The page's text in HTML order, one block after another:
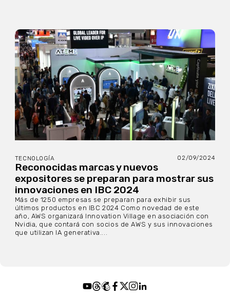
TECNOLOGÍA 02/09/2024
Reconocidas marcas y nuevos
expositores se preparan para mostrar sus
innovaciones en IBC 2024
Más de 1250 empresas se preparan para exhibir sus
últimos productos en IBC 2024 Como novedad de este
año, AWS organizará Innovation Village en asociación con
Nvidia, que contará con socios de AWS y sus innovaciones
que utilizan IA generativa....